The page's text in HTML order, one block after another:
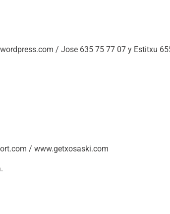
/ Jose 635 75 77 07 y Estitxu
/ www.getxosaski.com